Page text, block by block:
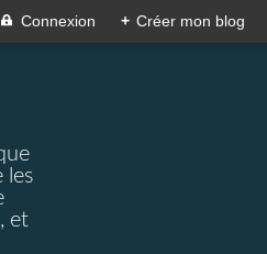
Connexion + Créer mon blog
les
et